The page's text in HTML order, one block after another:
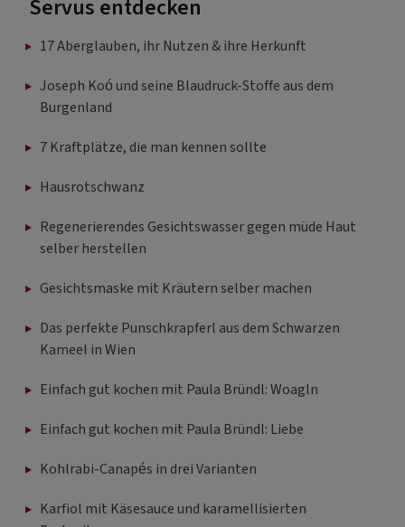
Servus entdecken
17 Aberglauben, ihr Nutzen & ihre Herkunft
Joseph Koó und seine Blaudruck-Stoffe aus dem
Burgenland
7 Kraftplätze, die man kennen sollte
Hausrotschwanz
Regenerierendes Gesichtswasser gegen müde Haut
selber herstellen
Gesichtsmaske mit Kräutern selber machen
Das perfekte Punschkrapferl aus dem Schwarzen
Kameel in Wien
Einfach gut kochen mit Paula Bründl: Woagln
Einfach gut kochen mit Paula Bründl: Liebe
Kohlrabi-Canapés in drei Varianten
Karfiol mit Käsesauce und karamellisierten